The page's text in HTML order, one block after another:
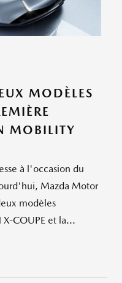
MODÈLES
MOBILITY
à l'occasion du
Mazda Motor
modèles
COUPE et la...